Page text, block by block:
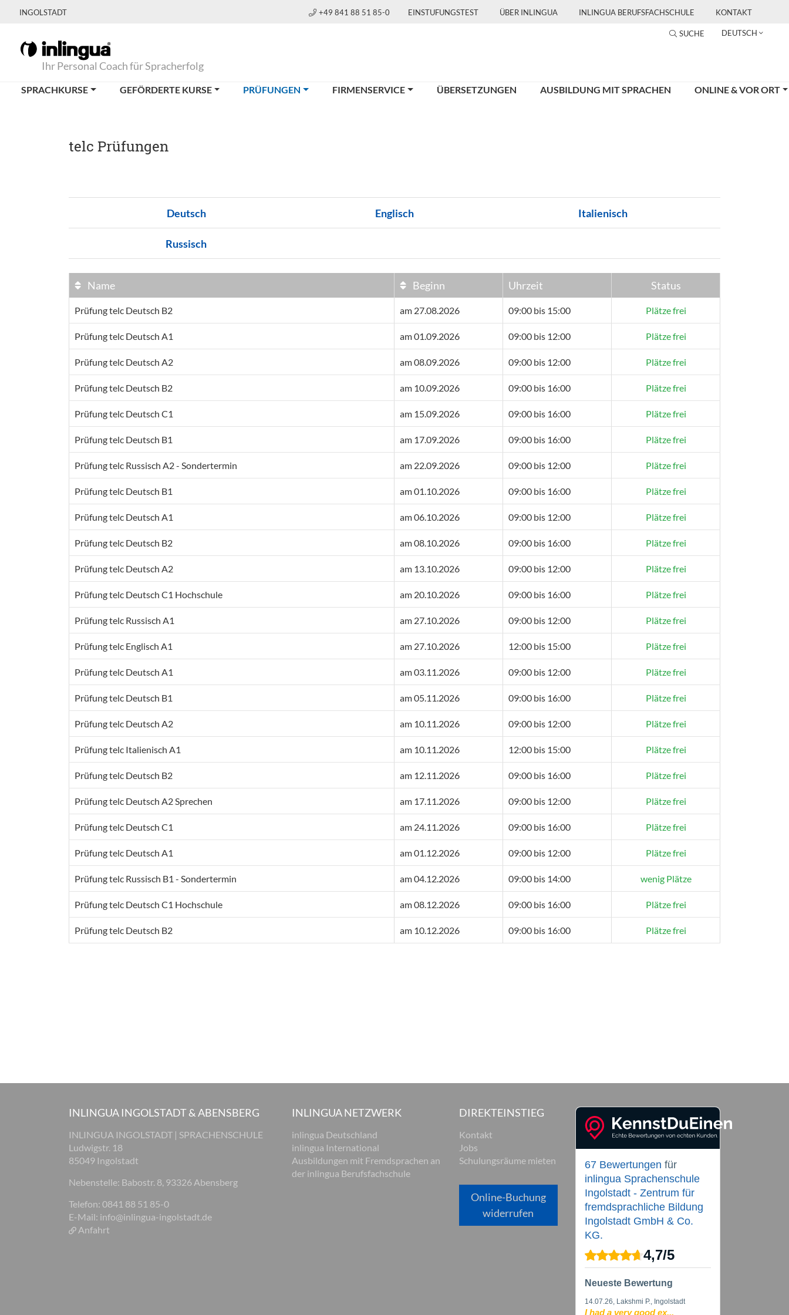
INGOLSTADT +49 841 88 51 85-0 EINSTUFUNGSTEST ÜBER INLINGUA INLINGUA BERUFSFACHSCHULE KONTAKT
SUCHE DEUTSCH
Ihr Personal Coach für Spracherfolg
SPRACHKURSE GEFÖRDERTE KURSE PRÜFUNGEN (CURRENT)FIRMENSERVICE ÜBERSETZUNGEN AUSBILDUNG MIT SPRACHEN ONLINE & VOR ORT
telc Prüfungen
Deutsch Englisch Italienisch
Russisch
Name Beginn Uhrzeit Status
Prüfung telc Deutsch B2 am 27.08.2026 09:00 bis 15:00 Plätze frei
Prüfung telc Deutsch A1 am 01.09.2026 09:00 bis 12:00 Plätze frei
Prüfung telc Deutsch A2 am 08.09.2026 09:00 bis 12:00 Plätze frei
Prüfung telc Deutsch B2 am 10.09.2026 09:00 bis 16:00 Plätze frei
Prüfung telc Deutsch C1 am 15.09.2026 09:00 bis 16:00 Plätze frei
Prüfung telc Deutsch B1 am 17.09.2026 09:00 bis 16:00 Plätze frei
Prüfung telc Russisch A2 - Sondertermin am 22.09.2026 09:00 bis 12:00 Plätze frei
Prüfung telc Deutsch B1 am 01.10.2026 09:00 bis 16:00 Plätze frei
Prüfung telc Deutsch A1 am 06.10.2026 09:00 bis 12:00 Plätze frei
Prüfung telc Deutsch B2 am 08.10.2026 09:00 bis 16:00 Plätze frei
Prüfung telc Deutsch A2 am 13.10.2026 09:00 bis 12:00 Plätze frei
Prüfung telc Deutsch C1 Hochschule am 20.10.2026 09:00 bis 16:00 Plätze frei
Prüfung telc Russisch A1 am 27.10.2026 09:00 bis 12:00 Plätze frei
Prüfung telc Englisch A1 am 27.10.2026 12:00 bis 15:00 Plätze frei
Prüfung telc Deutsch A1 am 03.11.2026 09:00 bis 12:00 Plätze frei
Prüfung telc Deutsch B1 am 05.11.2026 09:00 bis 16:00 Plätze frei
Prüfung telc Deutsch A2 am 10.11.2026 09:00 bis 12:00 Plätze frei
Prüfung telc Italienisch A1 am 10.11.2026 12:00 bis 15:00 Plätze frei
Prüfung telc Deutsch B2 am 12.11.2026 09:00 bis 16:00 Plätze frei
Prüfung telc Deutsch A2 Sprechen am 17.11.2026 09:00 bis 12:00 Plätze frei
Prüfung telc Deutsch C1 am 24.11.2026 09:00 bis 16:00 Plätze frei
Prüfung telc Deutsch A1 am 01.12.2026 09:00 bis 12:00 Plätze frei
Prüfung telc Russisch B1 - Sondertermin am 04.12.2026 09:00 bis 14:00 wenig Plätze
Prüfung telc Deutsch C1 Hochschule am 08.12.2026 09:00 bis 16:00 Plätze frei
Prüfung telc Deutsch B2 am 10.12.2026 09:00 bis 16:00 Plätze frei
INLINGUA INGOLSTADT & ABENSBERG
INLINGUA INGOLSTADT | SPRACHENSCHULE
Ludwigstr. 18
85049 Ingolstadt
Nebenstelle: Babostr. 8, 93326 Abensberg
Telefon: 0841 88 51 85-0
E-Mail: info@inlingua-ingolstadt.de
Anfahrt
INLINGUA NETZWERK
inlingua Deutschland
inlingua International
Ausbildungen mit Fremdsprachen an
der inlingua Berufsfachschule
DIREKTEINSTIEG
Kontakt
Jobs
Schulungsräume mieten
Online-Buchung
widerrufen
67 Bewertungen für
inlingua Sprachenschule
Ingolstadt - Zentrum für
fremdsprachliche Bildung
Ingolstadt GmbH & Co.
KG.
4,7/5
Neueste Bewertung
14.07.26, Lakshmi P., Ingolstadt
I had a very good ex...